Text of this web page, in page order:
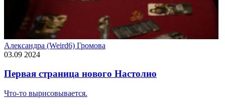
Александра (Weird6) Громова
03.09 2024
Первая страница нового Настолио
Что-то вырисовывается.